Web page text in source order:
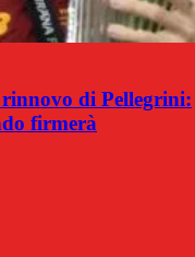
di Pellegrini:
firmerà